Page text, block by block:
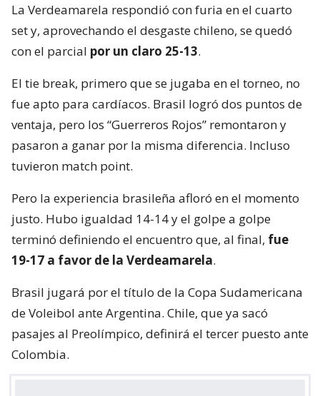
La Verdeamarela respondió con furia en el cuarto
set y, aprovechando el desgaste chileno, se quedó
con el parcial por un claro 25-13.
El tie break, primero que se jugaba en el torneo, no
fue apto para cardíacos. Brasil logró dos puntos de
ventaja, pero los “Guerreros Rojos” remontaron y
pasaron a ganar por la misma diferencia. Incluso
tuvieron match point.
Pero la experiencia brasileña afloró en el momento
justo. Hubo igualdad 14-14 y el golpe a golpe
terminó definiendo el encuentro que, al final, fue
19-17 a favor de la Verdeamarela.
Brasil jugará por el título de la Copa Sudamericana
de Voleibol ante Argentina. Chile, que ya sacó
pasajes al Preolímpico, definirá el tercer puesto ante
Colombia.